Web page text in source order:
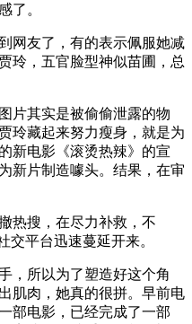
了。
网友了，有的表示佩服她减
玲，五官脸型神似苗圃，总
片其实是被偷偷泄露的物
玲藏起来努力瘦身，就是为
新电影《滚烫热辣》的宣
新片制造噱头。结果，在审
热搜，在尽力补救，不
交平台迅速蔓延开来。
，所以为了塑造好这个角
肌肉，她真的很拼。早前电
部电影，已经完成了一部